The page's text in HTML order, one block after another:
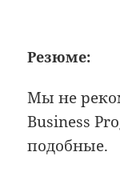
Резюме:
Мы не
Business
подобные.